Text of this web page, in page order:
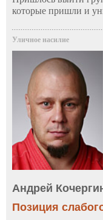
которые пришли и
Уличное насилие
Андрей
Позиция